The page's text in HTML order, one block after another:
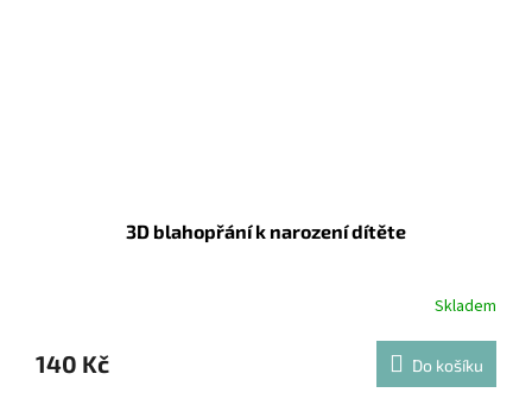
3D blahopřání k narození dítěte
Skladem
140 Kč Do košíku